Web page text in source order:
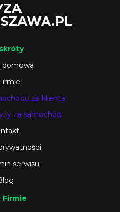
Firmie
domowa
za klienta
za samochód
serwisu